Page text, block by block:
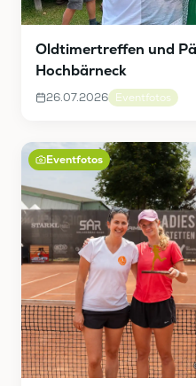
Oldtimertreffen und
Hochbärneck
26.07.2026 Eventfotos
Eventfotos